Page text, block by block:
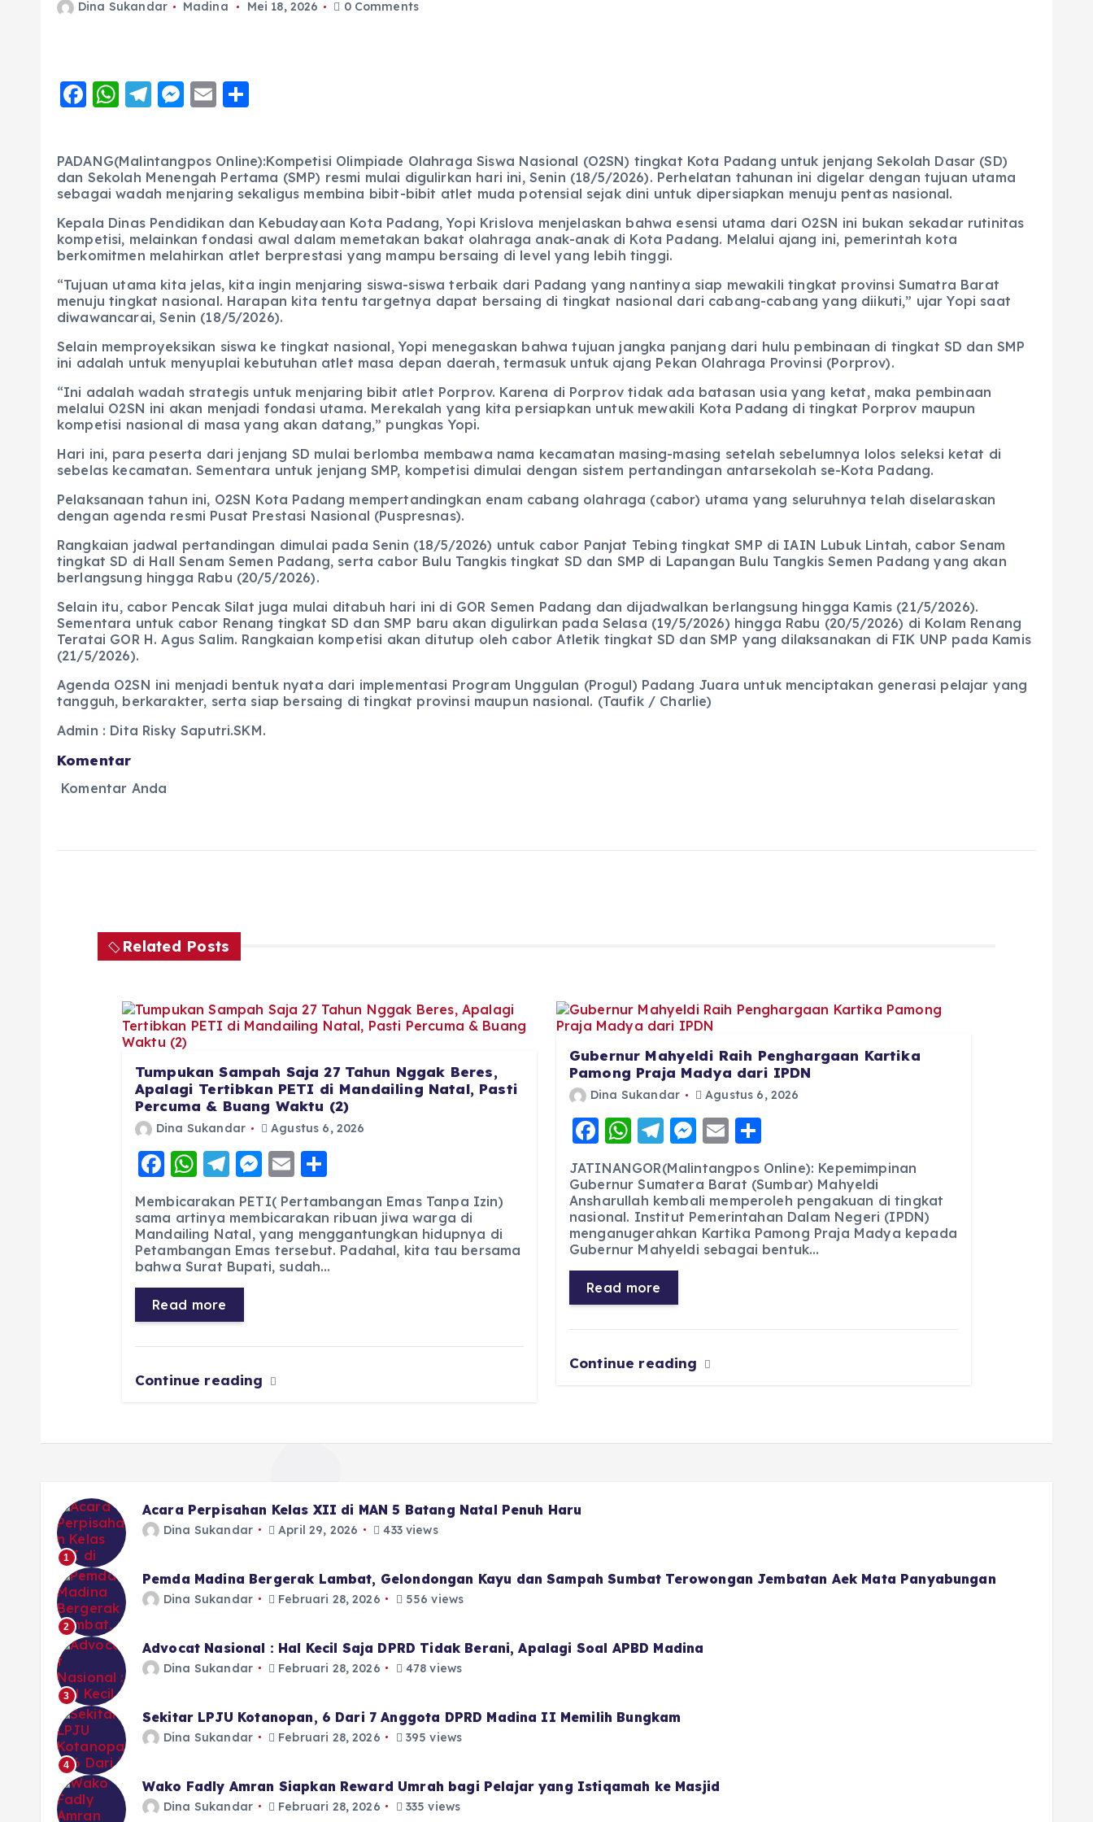
Dina Sukandar Madina Mei 18, 2026 0 Comments
F
e
b
o
o
k
W
ts
A
p
p
T
g
r
a
m
M
e
n
g
er
E
l
re
PADANG(Malintangpos Online):Kompetisi Olimpiade Olahraga Siswa Nasional (O2SN) tingkat Kota Padang untuk jenjang Sekolah Dasar (SD)
dan Sekolah Menengah Pertama (SMP) resmi mulai digulirkan hari ini, Senin (18/5/2026). Perhelatan tahunan ini digelar dengan tujuan utama
sebagai wadah menjaring sekaligus membina bibit-bibit atlet muda potensial sejak dini untuk dipersiapkan menuju pentas nasional.
Kepala Dinas Pendidikan dan Kebudayaan Kota Padang, Yopi Krislova menjelaskan bahwa esensi utama dari O2SN ini bukan sekadar rutinitas
kompetisi, melainkan fondasi awal dalam memetakan bakat olahraga anak-anak di Kota Padang. Melalui ajang ini, pemerintah kota
berkomitmen melahirkan atlet berprestasi yang mampu bersaing di level yang lebih tinggi.
“Tujuan utama kita jelas, kita ingin menjaring siswa-siswa terbaik dari Padang yang nantinya siap mewakili tingkat provinsi Sumatra Barat
menuju tingkat nasional. Harapan kita tentu targetnya dapat bersaing di tingkat nasional dari cabang-cabang yang diikuti,” ujar Yopi saat
diwawancarai, Senin (18/5/2026).
Selain memproyeksikan siswa ke tingkat nasional, Yopi menegaskan bahwa tujuan jangka panjang dari hulu pembinaan di tingkat SD dan SMP
ini adalah untuk menyuplai kebutuhan atlet masa depan daerah, termasuk untuk ajang Pekan Olahraga Provinsi (Porprov).
“Ini adalah wadah strategis untuk menjaring bibit atlet Porprov. Karena di Porprov tidak ada batasan usia yang ketat, maka pembinaan
melalui O2SN ini akan menjadi fondasi utama. Merekalah yang kita persiapkan untuk mewakili Kota Padang di tingkat Porprov maupun
kompetisi nasional di masa yang akan datang,” pungkas Yopi.
Hari ini, para peserta dari jenjang SD mulai berlomba membawa nama kecamatan masing-masing setelah sebelumnya lolos seleksi ketat di
sebelas kecamatan. Sementara untuk jenjang SMP, kompetisi dimulai dengan sistem pertandingan antarsekolah se-Kota Padang.
Pelaksanaan tahun ini, O2SN Kota Padang mempertandingkan enam cabang olahraga (cabor) utama yang seluruhnya telah diselaraskan
dengan agenda resmi Pusat Prestasi Nasional (Puspresnas).
Rangkaian jadwal pertandingan dimulai pada Senin (18/5/2026) untuk cabor Panjat Tebing tingkat SMP di IAIN Lubuk Lintah, cabor Senam
tingkat SD di Hall Senam Semen Padang, serta cabor Bulu Tangkis tingkat SD dan SMP di Lapangan Bulu Tangkis Semen Padang yang akan
berlangsung hingga Rabu (20/5/2026).
Selain itu, cabor Pencak Silat juga mulai ditabuh hari ini di GOR Semen Padang dan dijadwalkan berlangsung hingga Kamis (21/5/2026).
Sementara untuk cabor Renang tingkat SD dan SMP baru akan digulirkan pada Selasa (19/5/2026) hingga Rabu (20/5/2026) di Kolam Renang
Teratai GOR H. Agus Salim. Rangkaian kompetisi akan ditutup oleh cabor Atletik tingkat SD dan SMP yang dilaksanakan di FIK UNP pada Kamis
(21/5/2026).
Agenda O2SN ini menjadi bentuk nyata dari implementasi Program Unggulan (Progul) Padang Juara untuk menciptakan generasi pelajar yang
tangguh, berkarakter, serta siap bersaing di tingkat provinsi maupun nasional. (Taufik / Charlie)
Admin : Dita Risky Saputri.SKM.
Komentar
Komentar Anda
Related Posts
Tumpukan Sampah Saja 27 Tahun Nggak Beres,
Apalagi Tertibkan PETI di Mandailing Natal, Pasti
Percuma & Buang Waktu (2)
Dina Sukandar Agustus 6, 2026
F
a
c
e
b
o
o
k
W
h
a
ts
A
p
p
T
el
e
g
r
a
m
M
e
ss
e
n
E
m
ai
l
h
a
re
Membicarakan PETI( Pertambangan Emas Tanpa Izin)
sama artinya membicarakan ribuan jiwa warga di
Mandailing Natal, yang menggantungkan hidupnya di
Petambangan Emas tersebut. Padahal, kita tau bersama
bahwa Surat Bupati, sudah…
Read more
Continue reading
Gubernur Mahyeldi Raih Penghargaan Kartika
Pamong Praja Madya dari IPDN
Dina Sukandar Agustus 6, 2026
F
a
c
e
b
o
o
k
W
h
a
ts
A
p
p
T
el
e
g
r
a
M
e
ss
e
n
g
E
ai
l
h
a
re
JATINANGOR(Malintangpos Online): Kepemimpinan
Gubernur Sumatera Barat (Sumbar) Mahyeldi
Ansharullah kembali memperoleh pengakuan di tingkat
nasional. Institut Pemerintahan Dalam Negeri (IPDN)
menganugerahkan Kartika Pamong Praja Madya kepada
Gubernur Mahyeldi sebagai bentuk…
Read more
Continue reading
1
Acara Perpisahan Kelas XII di MAN 5 Batang Natal Penuh Haru
Dina Sukandar April 29, 2026 433 views
2
Pemda Madina Bergerak Lambat, Gelondongan Kayu dan Sampah Sumbat Terowongan Jembatan Aek Mata Panyabungan
Dina Sukandar Februari 28, 2026 556 views
3
Advocat Nasional : Hal Kecil Saja DPRD Tidak Berani, Apalagi Soal APBD Madina
Dina Sukandar Februari 28, 2026 478 views
4
Sekitar LPJU Kotanopan, 6 Dari 7 Anggota DPRD Madina II Memilih Bungkam
Dina Sukandar Februari 28, 2026 395 views
Wako Fadly Amran Siapkan Reward Umrah bagi Pelajar yang Istiqamah ke Masjid
Dina Sukandar Februari 28, 2026 335 views